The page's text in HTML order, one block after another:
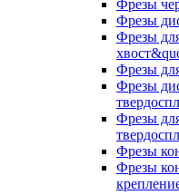
Фрезы
Фрезы
Фрезы
Фрезы
Фрезы
Фрезы
Фрезы
Фрезы